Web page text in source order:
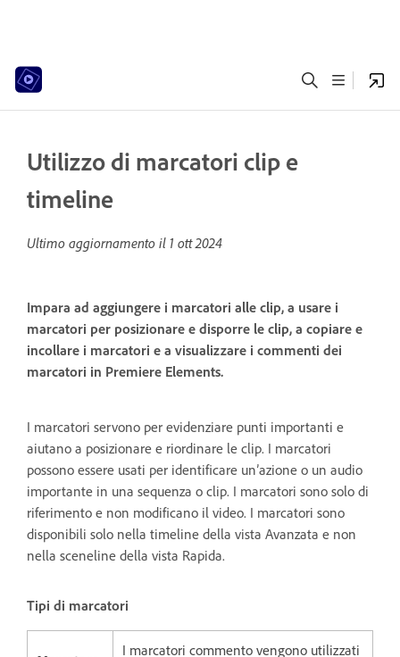
Utilizzo di marcatori clip e
timeline
Ultimo aggiornamento il 1 ott 2024
Impara ad aggiungere i marcatori alle clip, a usare i
marcatori per posizionare e disporre le clip, a copiare e
incollare i marcatori e a visualizzare i commenti dei
marcatori in Premiere Elements.
I marcatori servono per evidenziare punti importanti e
aiutano a posizionare e riordinare le clip. I marcatori
possono essere usati per identificare un’azione o un audio
importante in una sequenza o clip. I marcatori sono solo di
riferimento e non modificano il video. I marcatori sono
disponibili solo nella timeline della vista Avanzata e non
nella sceneline della vista Rapida.
Tipi di marcatori
I marcatori commento vengono utilizzati